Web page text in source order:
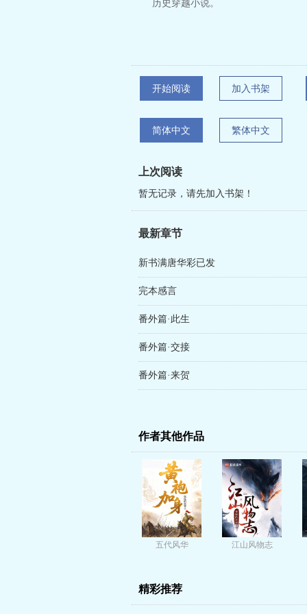
历史穿越小说。
开始阅读 加入书架
简体中文 繁体中文
上次阅读
暂无记录，请先加入书架！
最新章节
新书满唐华彩已发
完本感言
番外篇·此生
番外篇·交接
番外篇·来贺
作者其他作品
五代风华 江山风物志
精彩推荐